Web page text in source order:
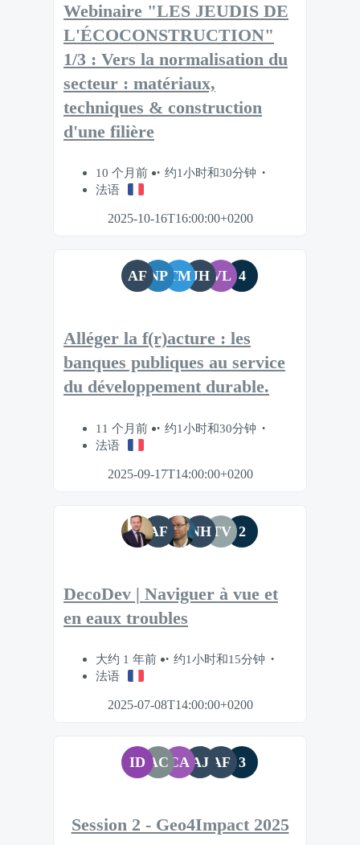
Webinaire "LES JEUDIS DE
L'ÉCOCONSTRUCTION"
1/3 : Vers la normalisation du
secteur : matériaux,
techniques & construction
d'une filière
10 个月前
约1小时和30分钟
法语
2025-10-16T16:00:00+0200
AF NPTMJH VL 4
Alléger la f(r)acture : les
banques publiques au service
du développement durable.
11 个月前
约1小时和30分钟
法语
2025-09-17T14:00:00+0200
AF NHTV 2
DecoDev | Naviguer à vue et
en eaux troubles
大约 1 年前
约1小时和15分钟
法语
2025-07-08T14:00:00+0200
ID AC CA AJ AF 3
Session 2 - Geo4Impact 2025